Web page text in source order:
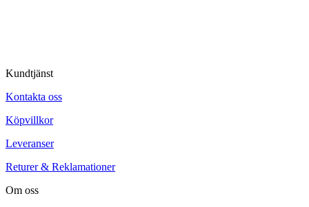
Kundtjänst
Kontakta oss
Köpvillkor
Leveranser
Returer & Reklamationer
Om oss